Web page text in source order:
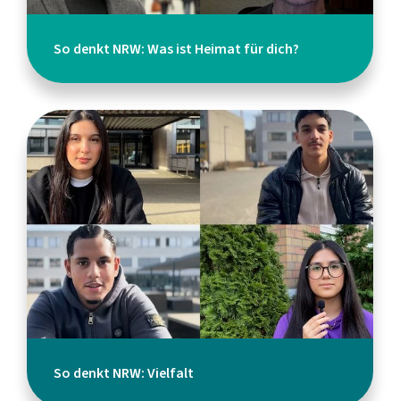
So denkt NRW: Was ist Heimat für dich?
So denkt NRW: Vielfalt